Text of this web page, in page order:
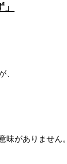
、
味がありません。